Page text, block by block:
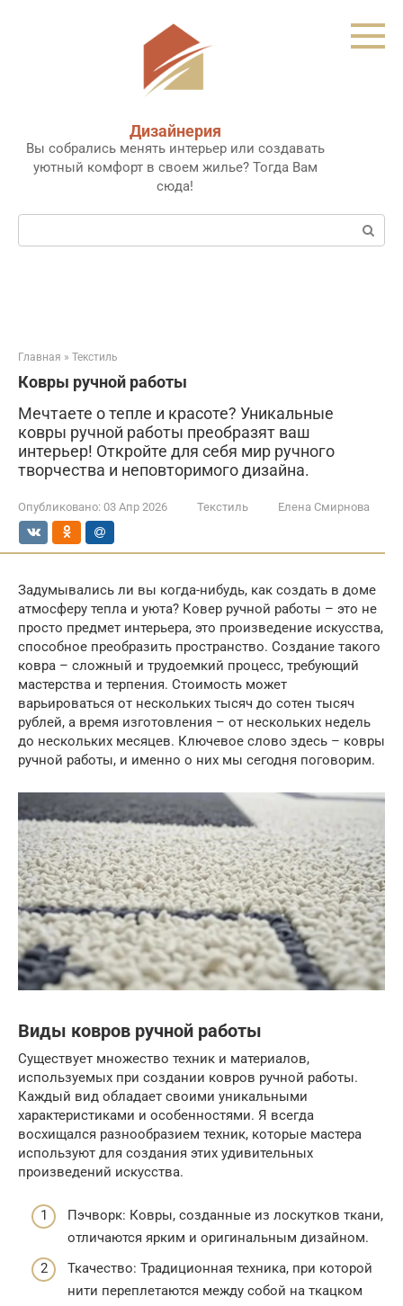
Дизайнерия
Вы собрались менять интерьер или создавать
уютный комфорт в своем жилье? Тогда Вам
сюда!
Поиск:
Главная » Текстиль
Ковры ручной работы
Мечтаете о тепле и красоте? Уникальные
ковры ручной работы преобразят ваш
интерьер! Откройте для себя мир ручного
творчества и неповторимого дизайна.
Опубликовано: 03 Апр 2026 Текстиль Елена Смирнова
Задумывались ли вы когда-нибудь, как создать в доме
атмосферу тепла и уюта? Ковер ручной работы – это не
просто предмет интерьера, это произведение искусства,
способное преобразить пространство. Создание такого
ковра – сложный и трудоемкий процесс, требующий
мастерства и терпения. Стоимость может
варьироваться от нескольких тысяч до сотен тысяч
рублей, а время изготовления – от нескольких недель
до нескольких месяцев. Ключевое слово здесь – ковры
ручной работы, и именно о них мы сегодня поговорим.
Виды ковров ручной работы
Существует множество техник и материалов,
используемых при создании ковров ручной работы.
Каждый вид обладает своими уникальными
характеристиками и особенностями. Я всегда
восхищался разнообразием техник, которые мастера
используют для создания этих удивительных
произведений искусства.
Пэчворк: Ковры, созданные из лоскутков ткани,
отличаются ярким и оригинальным дизайном.
Ткачество: Традиционная техника, при которой
нити переплетаются между собой на ткацком